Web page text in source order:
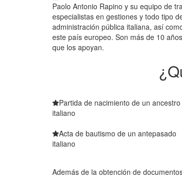
Paolo Antonio Rapino y su equipo de
especialistas en gestiones y todo tipo
administración pública italiana, así
este país europeo. Son más de 10
que los apoyan.
Partida de nacimiento de un ancestro
italiano
Acta de bautismo de un antepasado
italiano
Además de la obtención de